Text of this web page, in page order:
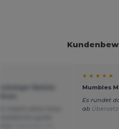
★ ★ ★ ★ ★
Mumbles
Es rundet
ab